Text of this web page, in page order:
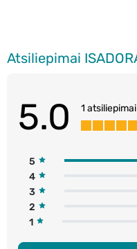
5.0 1 atsiliepimai
5
4
3
2
1